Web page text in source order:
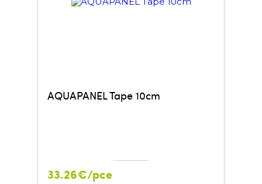
AQUAPANEL Tape 10cm
33.26€/pce